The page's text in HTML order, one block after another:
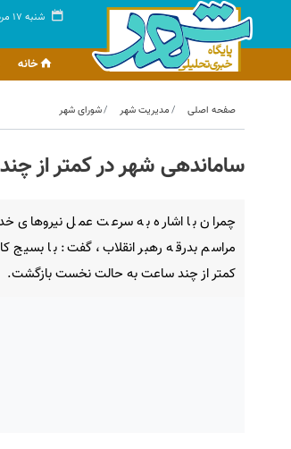
شنبه ۱۷ مرداد ۱۴۰۵
خانه
صفحه اصلی مدیریت شهر شورای شهر
ساماندهی شهر در کمتر از
چمران با اشاره به سرعت عمل نیروهای
مراسم بدرقه رهبر انقلاب، گفت: با بسیج
کمتر از چند ساعت به حالت نخست بازگشت.